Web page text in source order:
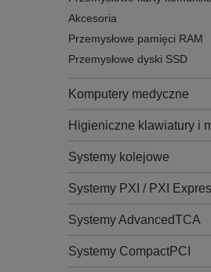
Akcesoria
Przemysłowe pamięci RAM
Przemysłowe dyski SSD
Komputery medyczne
Higieniczne klawiatury i
Systemy kolejowe
Systemy PXI / PXI
Systemy AdvancedTCA
Systemy CompactPCI